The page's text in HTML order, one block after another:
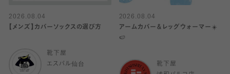
2026.08.04
【メンズ】カバーソックスの選び方
靴下屋
エスパル仙台
2026.08.04
アームカバー＆レッグウォーマー☀️
🍉
靴下屋